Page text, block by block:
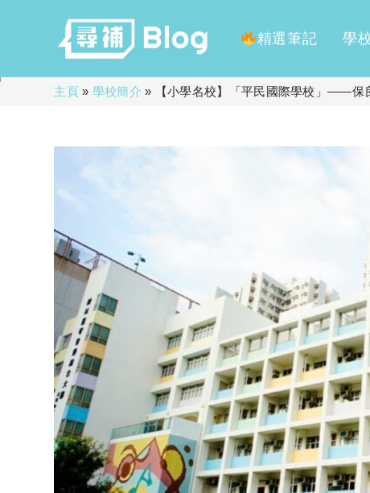
精選筆記 學
主頁» 學校簡介 » 【小學名校】「平民國際學校」——保